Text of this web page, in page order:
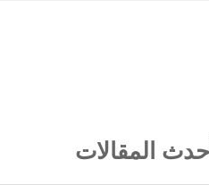
أحدث المقالات